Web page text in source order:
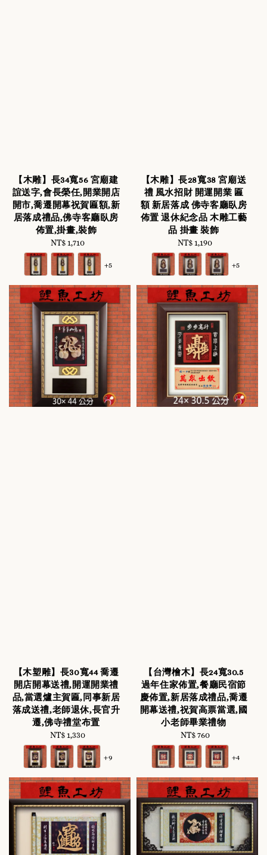
【木雕】長34寬56 宮廟建
誼送字,會長榮任,開業開店
開市,喬遷開幕祝賀匾額,新
居落成禮品,佛寺客廳臥房
佈置,掛畫,裝飾
Regular
price
NT$ 1,710
+5
【木雕】長28寬38 宮廟送
禮 風水招財 開運開業 匾
額 新居落成 佛寺客廳臥房
佈置 退休紀念品 木雕工藝
品 掛畫 裝飾
Regular
price
NT$ 1,190
+5
【木塑雕】長30寬44 喬遷
開店開幕送禮,開運開業禮
品,當選爐主賀匾,同事新居
落成送禮,老師退休,長官升
遷,佛寺禮堂布置
Regular
price
NT$ 1,330
+9
【台灣檜木】長24寬30.5
過年住家佈置,餐廳民宿節
慶佈置,新居落成禮品,喬遷
開幕送禮,祝賀高票當選,國
小老師畢業禮物
Regular
price
NT$ 760
+4